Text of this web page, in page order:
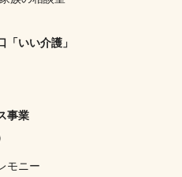
いい介護」
事業
モニー